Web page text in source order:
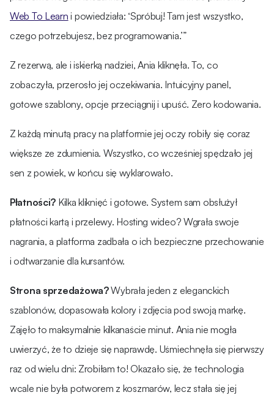
Web To Learn i powiedziała: ‘Spróbuj! Tam jest wszystko,
czego potrzebujesz, bez programowania.’”
Z rezerwą, ale i iskierką nadziei, Ania kliknęła. To, co
zobaczyła, przerosło jej oczekiwania. Intuicyjny panel,
gotowe szablony, opcje przeciągnij i upuść. Zero kodowania.
Z każdą minutą pracy na platformie jej oczy robiły się coraz
większe ze zdumienia. Wszystko, co wcześniej spędzało jej
sen z powiek, w końcu się wyklarowało.
Płatności? Kilka kliknięć i gotowe. System sam obsłużył
płatności kartą i przelewy. Hosting wideo? Wgrała swoje
nagrania, a platforma zadbała o ich bezpieczne przechowanie
i odtwarzanie dla kursantów.
Strona sprzedażowa?Wybrała jeden z eleganckich
szablonów, dopasowała kolory i zdjęcia pod swoją markę.
Zajęło to maksymalnie kilkanaście minut. Ania nie mogła
uwierzyć, że to dzieje się naprawdę. Uśmiechnęła się pierwszy
raz od wielu dni: Zrobiłam to! Okazało się, że technologia
wcale nie była potworem z koszmarów, lecz stała się jej